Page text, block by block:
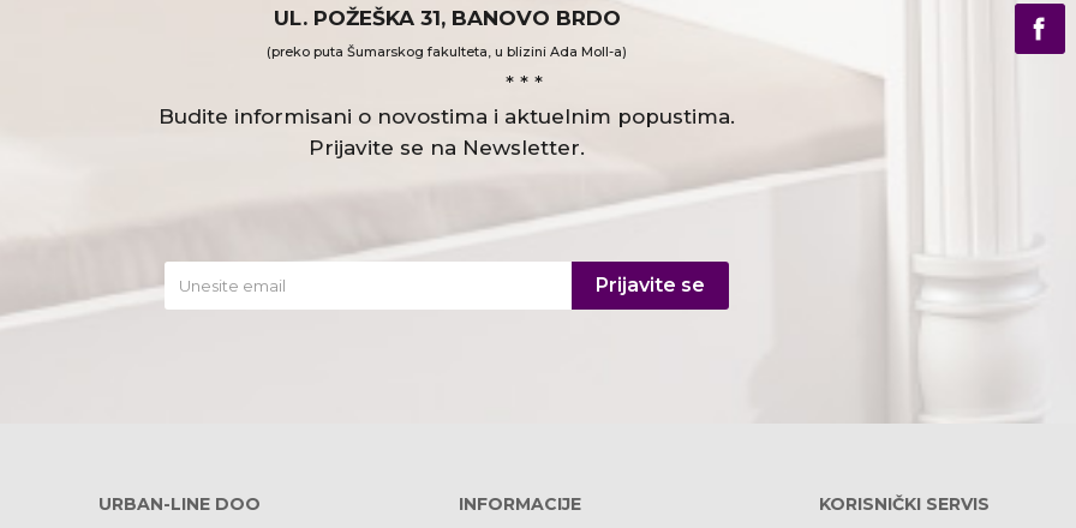
UL. POŽEŠKA 31, BANOVO BRDO
(preko puta Šumarskog fakulteta, u blizini Ada Moll-a)
* * *
Budite informisani o novostima i aktuelnim popustima.
Prijavite se na Newsletter.
Prijavite se
URBAN-LINE DOO
INFORMACIJE KORISNIČKI SERVIS